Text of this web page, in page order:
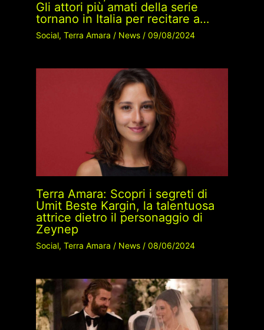
Gli attori più amati della serie
tornano in Italia per recitare a…
Social, Terra Amara / News/ 09/08/2024
Terra Amara: Scopri i segreti di
Umit Beste Kargin, la talentuosa
attrice dietro il personaggio di
Zeynep
Social, Terra Amara / News/ 08/06/2024